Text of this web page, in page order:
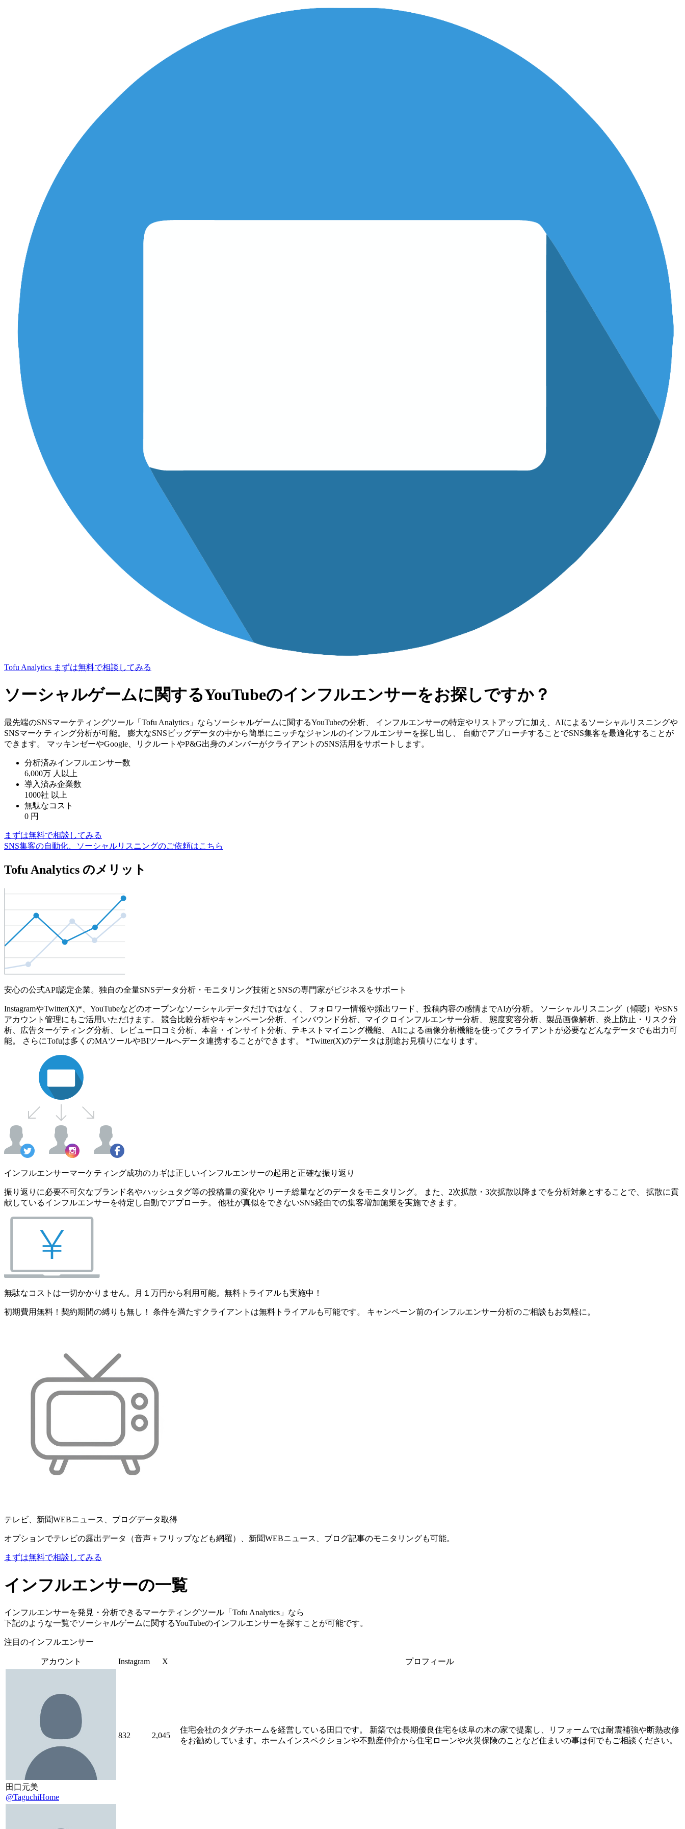
Tofu Analytics まずは無料で相談してみる
ソーシャルゲームに関するYouTubeのインフルエンサーをお探しですか？
最先端のSNSマーケティングツール「Tofu Analytics」ならソーシャルゲームに関するYouTubeの分析、 インフルエンサーの特定やリストアップに加え、AIによるソーシャルリスニングや
SNSマーケティング分析が可能。 膨大なSNSビッグデータの中から簡単にニッチなジャンルのインフルエンサーを探し出し、 自動でアプローチすることでSNS集客を最適化することが
できます。 マッキンゼーやGoogle、リクルートやP&G出身のメンバーがクライアントのSNS活用をサポートします。
分析済みインフルエンサー数
6,000万 人以上
導入済み企業数
1000社 以上
無駄なコスト
0 円
まずは無料で相談してみる
SNS集客の自動化、ソーシャルリスニングのご依頼はこちら
Tofu Analytics のメリット
安心の公式API認定企業。独自の全量SNSデータ分析・モニタリング技術とSNSの専門家がビジネスをサポート
InstagramやTwitter(X)*、YouTubeなどのオープンなソーシャルデータだけではなく、 フォロワー情報や頻出ワード、投稿内容の感情までAIが分析。 ソーシャルリスニング（傾聴）やSNS
アカウント管理にもご活用いただけます。 競合比較分析やキャンペーン分析、インバウンド分析、マイクロインフルエンサー分析、 態度変容分析、製品画像解析、炎上防止・リスク分
析、広告ターゲティング分析、 レビュー口コミ分析、本音・インサイト分析、テキストマイニング機能、 AIによる画像分析機能を使ってクライアントが必要などんなデータでも出力可
能。 さらにTofuは多くのMAツールやBIツールへデータ連携することができます。 *Twitter(X)のデータは別途お見積りになります。
インフルエンサーマーケティング成功のカギは正しいインフルエンサーの起用と正確な振り返り
振り返りに必要不可欠なブランド名やハッシュタグ等の投稿量の変化や リーチ総量などのデータをモニタリング。 また、2次拡散・3次拡散以降までを分析対象とすることで、 拡散に貢
献しているインフルエンサーを特定し自動でアプローチ。 他社が真似をできないSNS経由での集客増加施策を実施できます。
無駄なコストは一切かかりません。月１万円から利用可能。無料トライアルも実施中！
初期費用無料！契約期間の縛りも無し！ 条件を満たすクライアントは無料トライアルも可能です。 キャンペーン前のインフルエンサー分析のご相談もお気軽に。
テレビ、新聞WEBニュース、ブログデータ取得
オプションでテレビの露出データ（音声＋フリップなども網羅）、新聞WEBニュース、ブログ記事のモニタリングも可能。
まずは無料で相談してみる
インフルエンサーの一覧
インフルエンサーを発見・分析できるマーケティングツール「Tofu Analytics」なら
下記のような一覧でソーシャルゲームに関するYouTubeのインフルエンサーを探すことが可能です。
注目のインフルエンサー
アカウント Instagram X プロフィール
田口元美
@TaguchiHome
832 2,045
住宅会社のタグチホームを経営している田口です。 新築では長期優良住宅を岐阜の木の家で提案し、リフォームでは耐震補強や断熱改修
をお勧めしています。ホームインスペクションや不動産仲介から住宅ローンや火災保険のことなど住まいの事は何でもご相談ください。